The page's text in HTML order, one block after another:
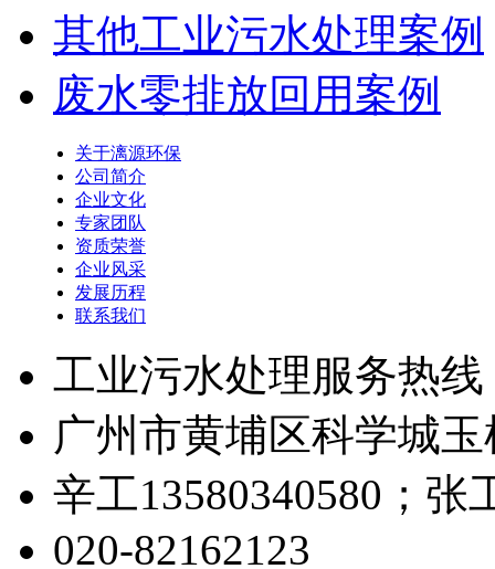
其他工业污水处理案例
废水零排放回用案例
关于漓源环保
公司简介
企业文化
专家团队
资质荣誉
企业风采
发展历程
联系我们
工业污水处理服务热线
广州市黄埔区科学城
辛工13580340580；张
020-82162123